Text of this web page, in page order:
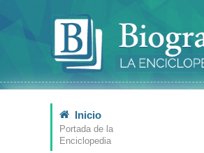
Inicio
Portada de la
Enciclopedia